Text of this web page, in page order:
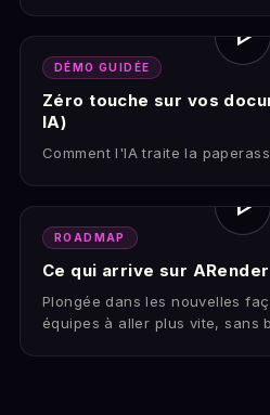
play_arrow
DÉMO GUIDÉE
Zéro touche sur vos
IA)
Comment l'IA traite la
play_arrow
ROADMAP
Ce qui arrive sur ARender
Plongée dans les nouvelles
équipes à aller plus vite, sans